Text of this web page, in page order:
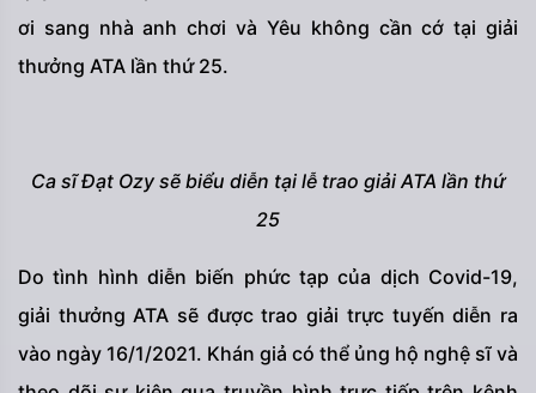
ơi sang nhà anh chơi và Yêu không cần cớ tại giải
thưởng ATA lần thứ 25.
Ca sĩ Đạt Ozy sẽ biểu diễn tại lễ trao giải ATA lần thứ
25
Do tình hình diễn biến phức tạp của dịch Covid-19,
giải thưởng ATA sẽ được trao giải trực tuyến diễn ra
vào ngày 16/1/2021. Khán giả có thể ủng hộ nghệ sĩ và